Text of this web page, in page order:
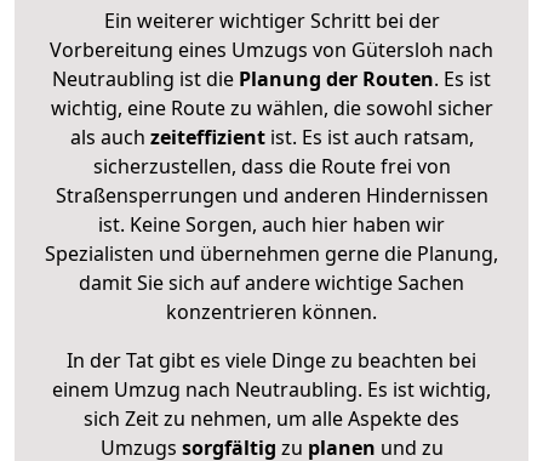
Ein weiterer wichtiger Schritt bei der
Vorbereitung eines Umzugs von Gütersloh nach
Neutraubling ist die Planung der Routen. Es ist
wichtig, eine Route zu wählen, die sowohl sicher
als auch zeiteffizientist. Es ist auch ratsam,
sicherzustellen, dass die Route frei von
Straßensperrungen und anderen Hindernissen
ist. Keine Sorgen, auch hier haben wir
Spezialisten und übernehmen gerne die Planung,
damit Sie sich auf andere wichtige Sachen
konzentrieren können.
In der Tat gibt es viele Dinge zu beachten bei
einem Umzug nach Neutraubling. Es ist wichtig,
sich Zeit zu nehmen, um alle Aspekte des
Umzugs sorgfältig zu planen und zu